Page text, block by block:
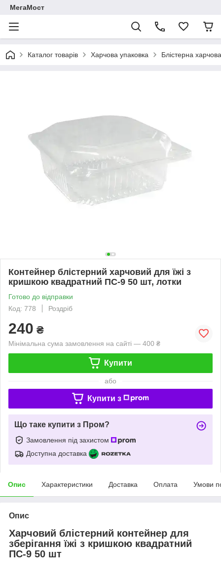
МегаМост
Каталог товарів Харчова упаковка Блістерна
Контейнер блістерний харчовий для їжі з
кришкою квадратний ПС-9 50 шт, лотки
Готово до відправки
Код: 778
Роздріб
240 ₴
Мінімальна сума замовлення на сайті — 400 ₴
Купити
або
Купити з
Що таке купити з Пром?
Замовлення під захистом
Доступна доставка
Опис Характеристики Доставка Оплата Умови
Опис
Харчовий блістерний контейнер для
зберігання їжі з кришкою квадратний
ПС-9 50 шт